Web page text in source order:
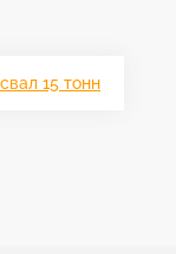
15 тонн